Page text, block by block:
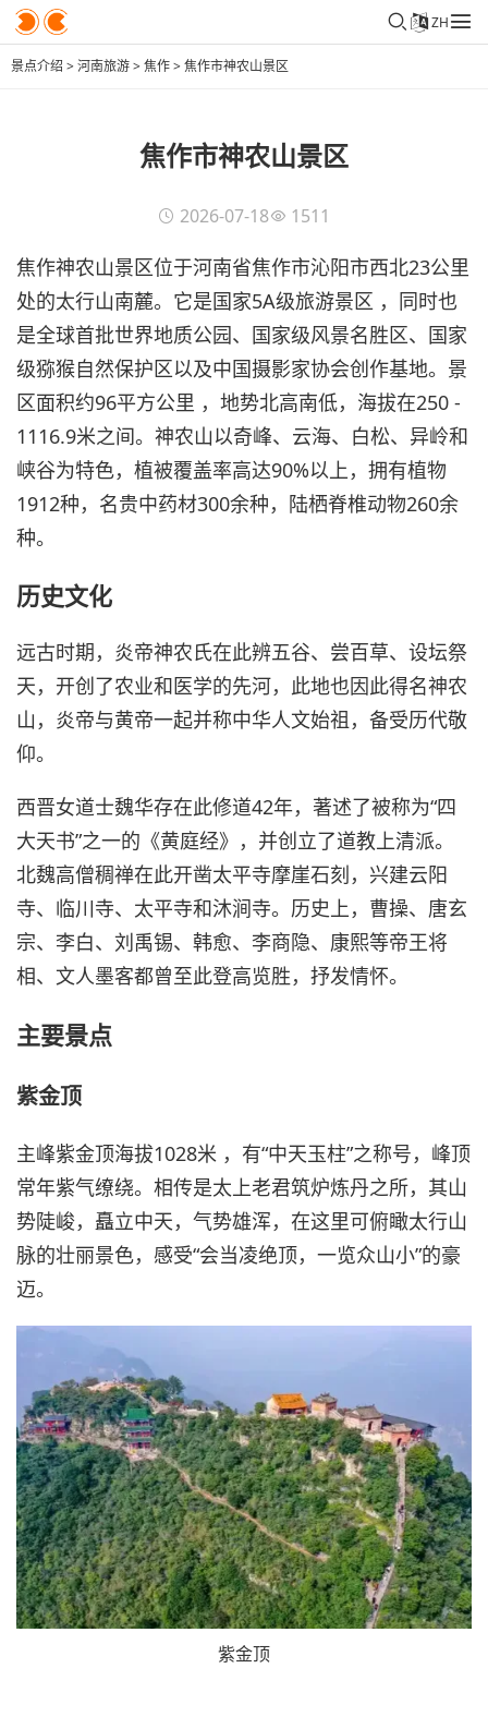
ZH
景点介绍 >河南旅游>焦作>焦作市神农山景区
焦作市神农山景区
2026-07-18 1511
焦作神农山景区位于河南省焦作市沁阳市西北23公里
处的太行山南麓。它是国家5A级旅游景区 ，同时也
是全球首批世界地质公园、国家级风景名胜区、国家
级猕猴自然保护区以及中国摄影家协会创作基地。景
区面积约96平方公里 ，地势北高南低，海拔在250 -
1116.9米之间。神农山以奇峰、云海、白松、异岭和
峡谷为特色，植被覆盖率高达90%以上，拥有植物
1912种，名贵中药材300余种，陆栖脊椎动物260余
种。
历史文化
远古时期，炎帝神农氏在此辨五谷、尝百草、设坛祭
天，开创了农业和医学的先河，此地也因此得名神农
山，炎帝与黄帝一起并称中华人文始祖，备受历代敬
仰。
西晋女道士魏华存在此修道42年，著述了被称为“四
大天书”之一的《黄庭经》，并创立了道教上清派。
北魏高僧稠禅在此开凿太平寺摩崖石刻，兴建云阳
寺、临川寺、太平寺和沐涧寺。历史上，曹操、唐玄
宗、李白、刘禹锡、韩愈、李商隐、康熙等帝王将
相、文人墨客都曾至此登高览胜，抒发情怀。
主要景点
紫金顶
主峰紫金顶海拔1028米 ，有“中天玉柱”之称号，峰顶
常年紫气缭绕。相传是太上老君筑炉炼丹之所，其山
势陡峻，矗立中天，气势雄浑，在这里可俯瞰太行山
脉的壮丽景色，感受“会当凌绝顶，一览众山小”的豪
迈。
紫金顶